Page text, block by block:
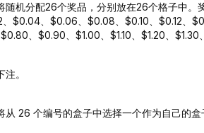
随机分配26个奖品，分别放在26个格子中。
$0.04、$0.06、$0.08、$0.10、$0.12、
、$0.90、$1.00、$1.10、$1.20、
。
从 26 个编号的盒子中选择一个作为自己的盒